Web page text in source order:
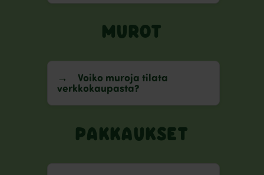
MUROT
Voiko muroja tilata
verkkokaupasta?
PAKKAUKSET